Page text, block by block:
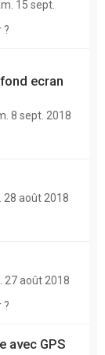
15 sept.
?
ecran
8 sept. 2018
28 août 2018
27 août 2018
?
avec GPS